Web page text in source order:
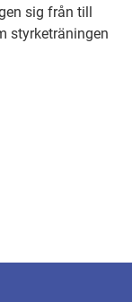
sig från till
styrketräningen